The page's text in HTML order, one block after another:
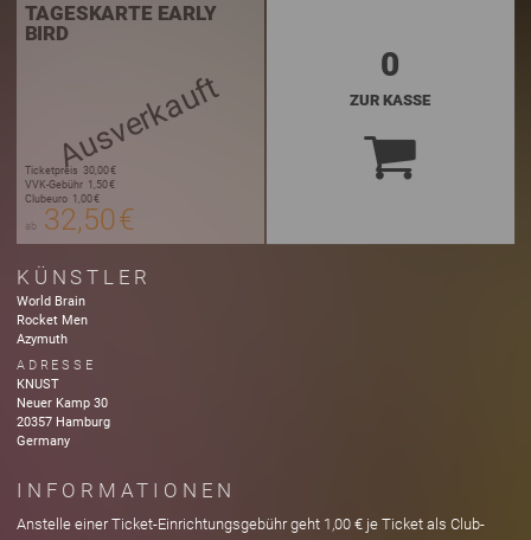
Ausverkauft
TAGESKARTE EARLY
BIRD
Ticketpreis 30,00 €
VVK-Gebühr 1,50 €
Clubeuro 1,00 €
ab 32,50 €
0
ZUR KASSE
KÜNSTLER
World Brain
Rocket Men
Azymuth
ADRESSE
KNUST
Neuer Kamp 30
20357 Hamburg
Germany
INFORMATIONEN
Anstelle einer Ticket-Einrichtungsgebühr geht 1,00 € je Ticket als Club-